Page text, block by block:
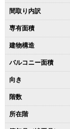
間取り内訳
専有面積
建物構造
バルコニー面積
向き
階数
所在階